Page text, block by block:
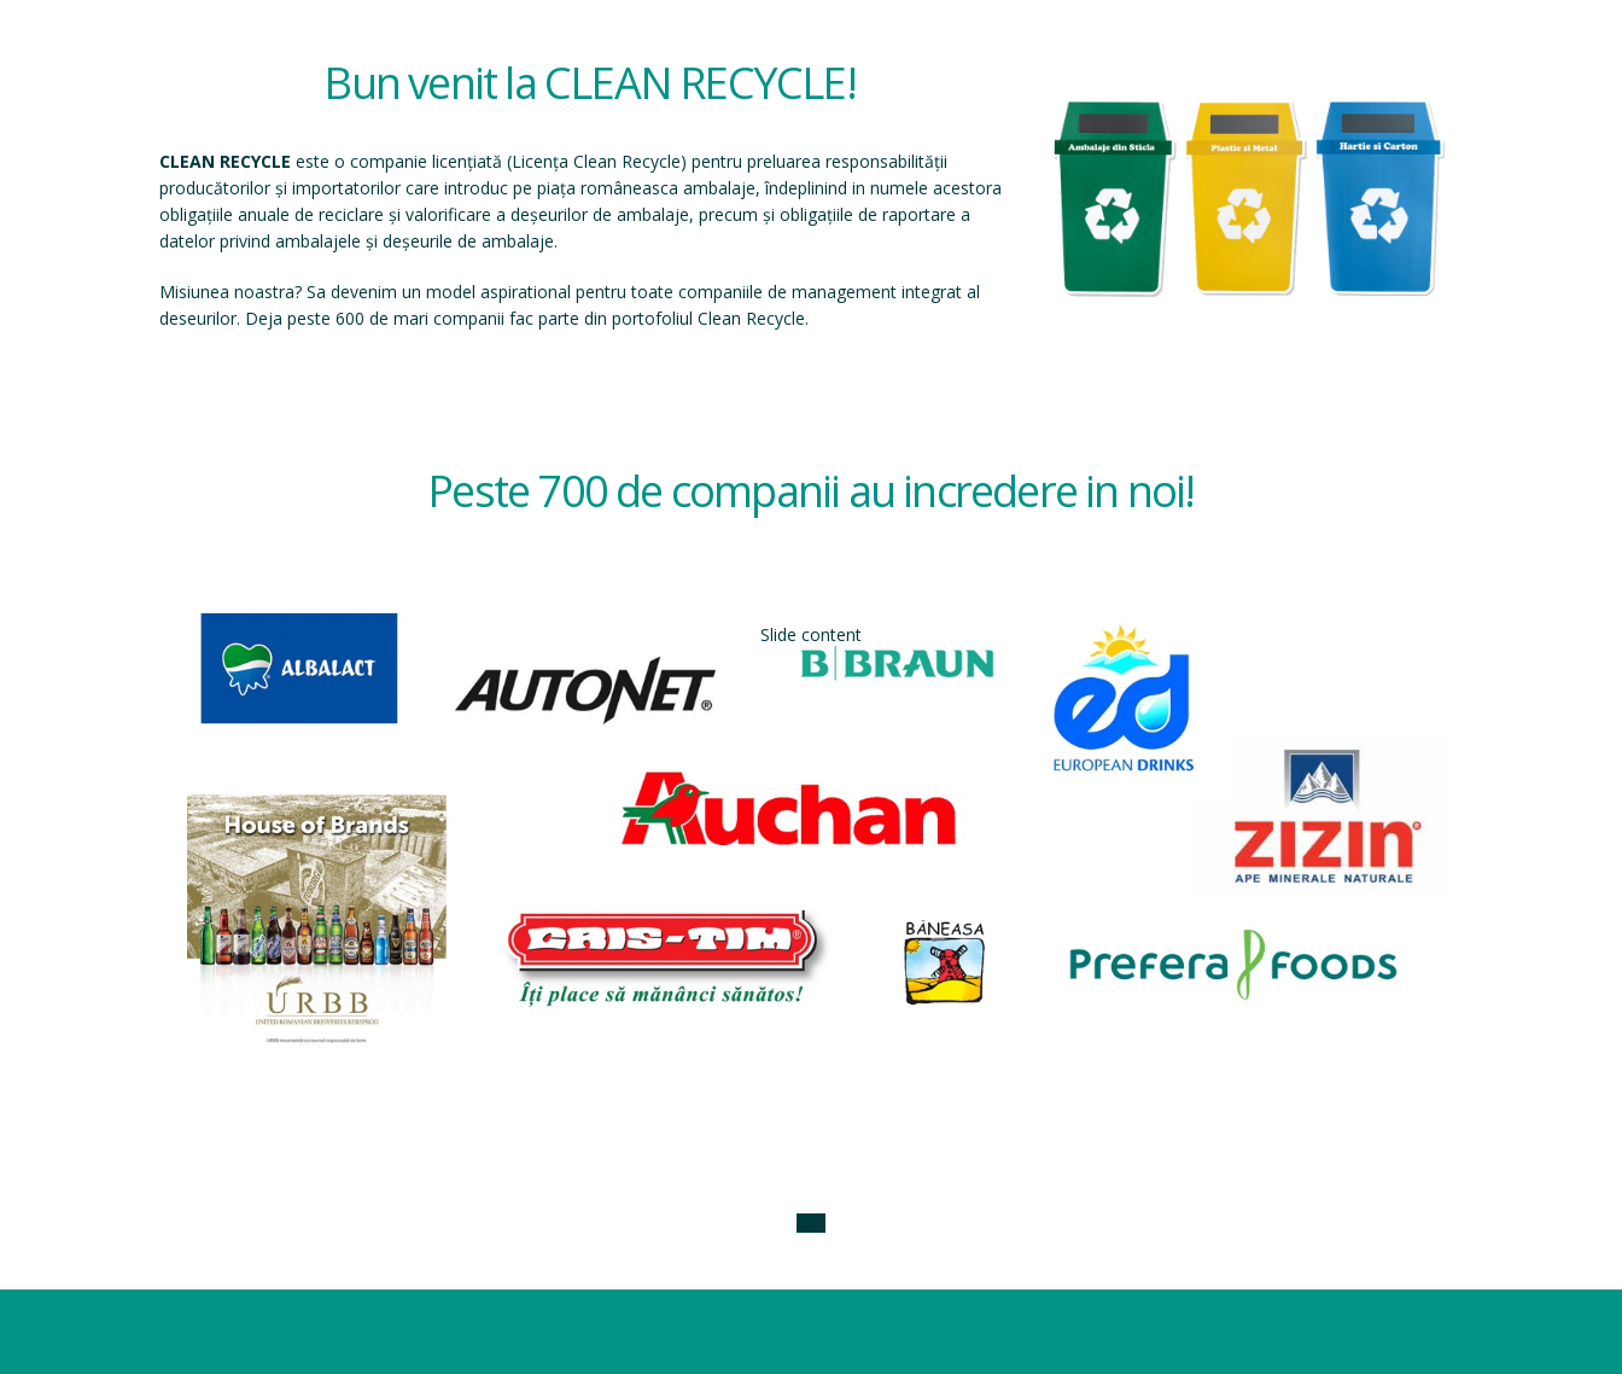
Bun venit la CLEAN RECYCLE!
CLEAN RECYCLE este o companie licențiată (Licența Clean Recycle) pentru preluarea responsabilității
producătorilor și importatorilor care introduc pe piața româneasca ambalaje, îndeplinind in numele acestora
obligațiile anuale de reciclare și valorificare a deșeurilor de ambalaje, precum și obligațiile de raportare a
datelor privind ambalajele și deșeurile de ambalaje.
Misiunea noastra? Sa devenim un model aspirational pentru toate companiile de management integrat al
deseurilor. Deja peste 600 de mari companii fac parte din portofoliul Clean Recycle.
Peste 700 de companii au incredere in noi!
Slide content